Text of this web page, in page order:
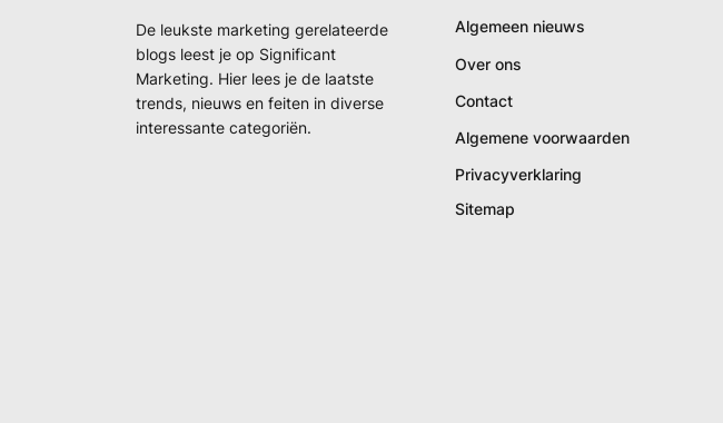
De leukste marketing gerelateerde
blogs leest je op Significant
Marketing. Hier lees je de laatste
trends, nieuws en feiten in diverse
interessante categoriën.
Algemeen nieuws
Over ons
Contact
Algemene voorwaarden
Privacyverklaring
Sitemap